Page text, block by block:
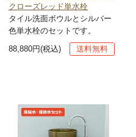
クローズレッド単水栓
タイル洗面ボウルとシルバー
色単水栓のセットです。
88,880円(税込)
送料無料